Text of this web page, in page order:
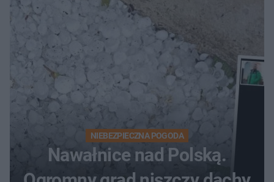
NIEBEZPIECZNA POGODA
Nawałnice nad Polską.